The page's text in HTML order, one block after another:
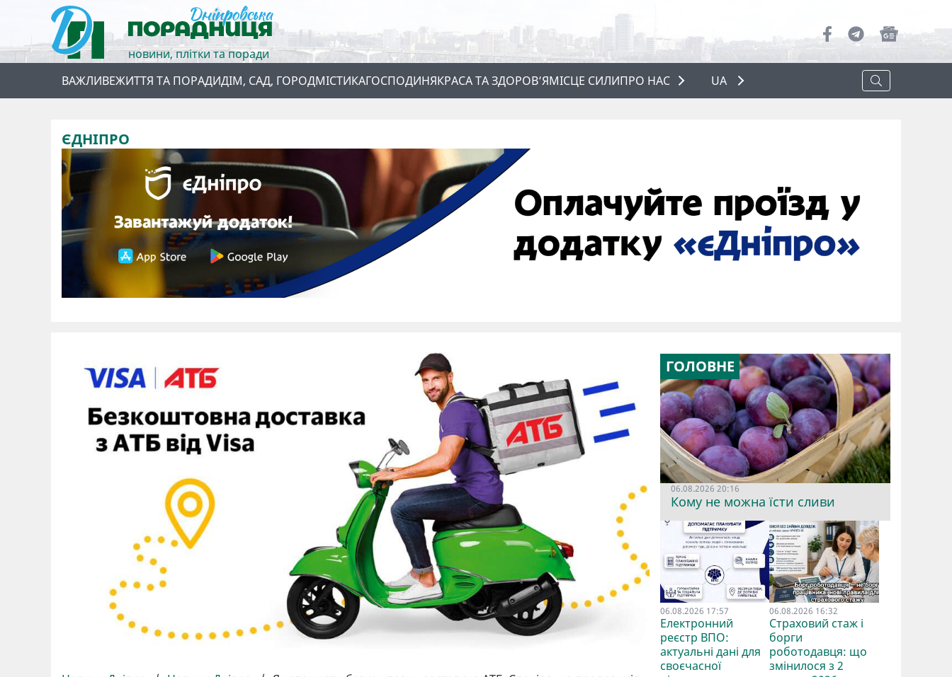
новини, плітки та поради
ВАЖЛИВЕЖИТТЯ ТА ПОРАДИДІМ, САД, ГОРОДМІСТИКАГОСПОДИНЯКРАСА ТА ЗДОРОВ’ЯМІСЦЕ СИЛИПРО НАС
UA
ЄДНІПРО
ГОЛОВНЕ
06.08.2026 20:16
Кому не можна їсти сливи
06.08.2026 17:57
Електронний
реєстр ВПО:
актуальні дані для
своєчасної
06.08.2026 16:32
Страховий стаж і
борги
роботодавця: що
змінилося з 2